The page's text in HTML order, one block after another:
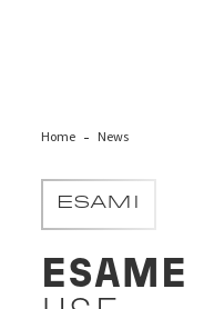
Home News
ESAMI
ESAME